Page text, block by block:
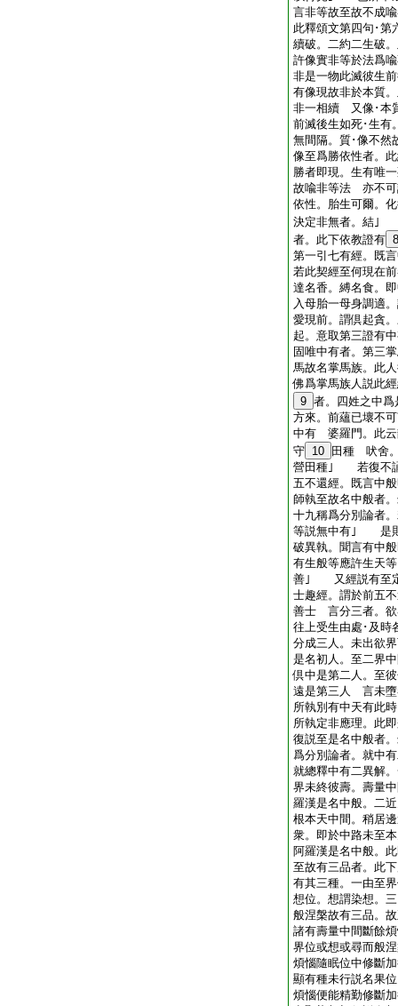
言非等故至故不成
此釋頌文第四句･第
續破。二約二生破
許像實非等於法爲
非是一物此滅彼生
有像現故非於本質
非一相續 又像･本
前滅後生如死･生有
無間隔。質･像不
像至爲勝依性者。
勝者即現。生有唯
故喩非等法 亦不可
依性。胎生可爾
決定非無者。結｣
者。此下依教證有 8
第一引七有經。既
若此契經至何現在
達名香。縛名食。
入母胎一母身調適
愛現前。謂倶起貪
起。意取第三證
固唯中有者。第三
馬故名掌馬族。此
佛爲掌馬族人説此
9 者。四姓之中
方來。前蘊已壞不
中有 婆羅門。此
守 10
田種 吠舍
營田種｣ 若復不誦
五不還經。既言
師執至故名中般者
十九稱爲分別論者
等説無中有｣ 是則
破異執。聞言有中
有生般等應許生天
善｣ 又經説有至定
士趣經。謂於前五
善士 言分三者。欲
往上受生由處･及時
分成三人。未出欲
是名初人。至二界
倶中是第二人。至
遠是第三人 言未墮
所執別有中天有此
所執定非應理。
復説至是名中般者
爲分別論者。就中
就總釋中有二異解
界未終彼壽。壽量
羅漢是名中般。二
根本天中間。稍居
衆。即於中路未至
阿羅漢是名中般
至故有三品者。此
有其三種。一由至
想位。想謂染想。
般涅槃故有三品。
諸有壽量中間斷餘
界位或想或尋而般
煩惱隨眠位中修斷
顯有種未行説名果
煩惱便能精勤修斷